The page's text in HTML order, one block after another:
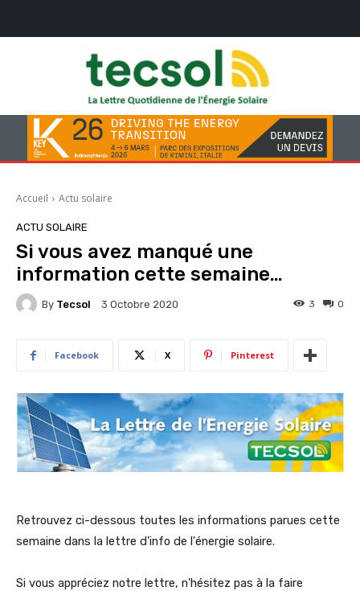
Accueil Actu solaire
ACTU SOLAIRE
Si vous avez manqué une
information cette semaine…
By Tecsol 3 Octobre 2020 0
3
Facebook X Pinterest
Retrouvez ci-dessous toutes les informations parues cette
semaine dans la lettre d'info de l'énergie solaire.
Si vous appréciez notre lettre, n'hésitez pas à la faire